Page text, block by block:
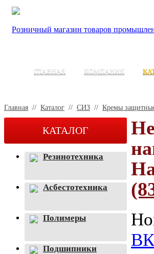
Розничный магазин товаров
ГЛАВНАЯ КОМПАНИЯ
Главная // Каталог // СИЗ // Кремы
КАТАЛОГ
Резинотехника
Асбестотехника
Полимеры
Подшипники